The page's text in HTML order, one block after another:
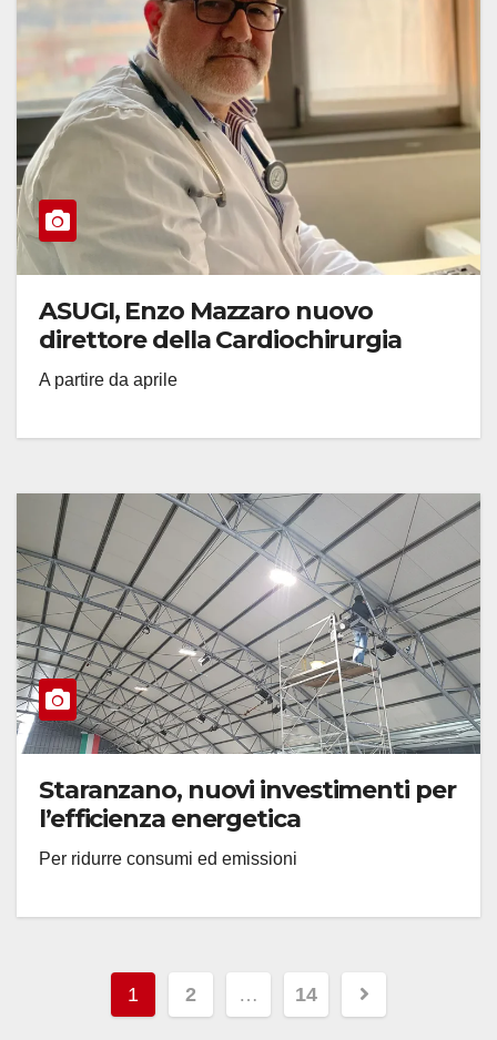
ASUGI, Enzo Mazzaro nuovo
direttore della Cardiochirurgia
A partire da aprile
Staranzano, nuovi investimenti per
l’efficienza energetica
Per ridurre consumi ed emissioni
Paginazione
degli
1 2 … 14